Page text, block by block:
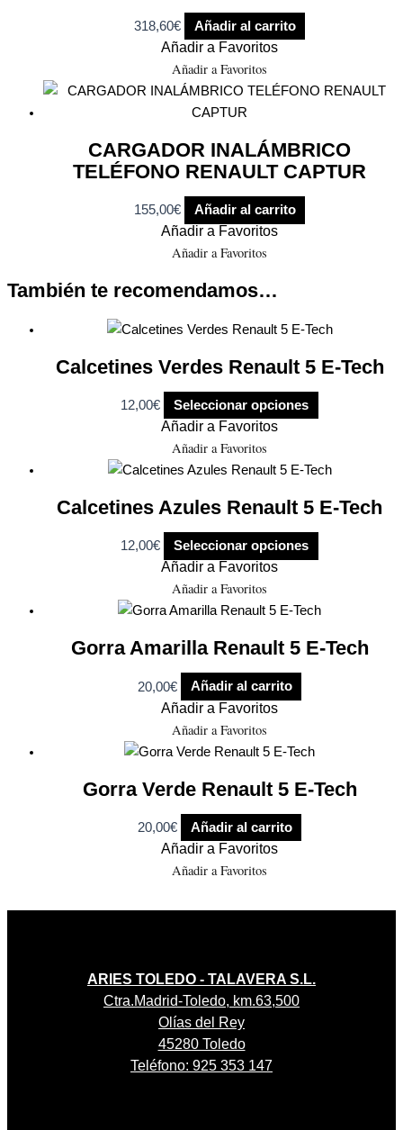
318,60€ Añadir al carrito
Añadir a Favoritos
Añadir a Favoritos
CARGADOR INALÁMBRICO
TELÉFONO RENAULT CAPTUR
155,00€ Añadir al carrito
Añadir a Favoritos
Añadir a Favoritos
También te recomendamos…
Calcetines Verdes Renault 5 E-Tech
12,00€ Seleccionar opciones
Añadir a Favoritos
Añadir a Favoritos
Calcetines Azules Renault 5 E-Tech
12,00€ Seleccionar opciones
Añadir a Favoritos
Añadir a Favoritos
Gorra Amarilla Renault 5 E-Tech
20,00€ Añadir al carrito
Añadir a Favoritos
Añadir a Favoritos
Gorra Verde Renault 5 E-Tech
20,00€ Añadir al carrito
Añadir a Favoritos
Añadir a Favoritos
ARIES TOLEDO - TALAVERA S.L.
Ctra.Madrid-Toledo, km.63,500
Olías del Rey
45280 Toledo
Teléfono: 925 353 147